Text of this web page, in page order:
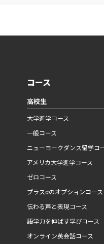
コース
高校生
大学進学コース
一般コース
ニューヨークダンス留学コ
アメリカ大学進学コース
ゼロコース
プラスαのオプションコース
伝わる声と表現コース
語学力を伸ばす学びコース
オンライン英会話コース